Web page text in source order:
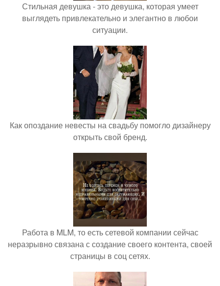
Стильная девушка - это девушка, которая умеет
выглядеть привлекательно и элегантно в любои
ситуации.
Как опоздание невесты на свадьбу помогло дизайнеру
открыть свой бренд.
Работа в MLM, то есть сетевой компании сейчас
неразрывно связана с создание своего контента, своей
страницы в соц сетях.